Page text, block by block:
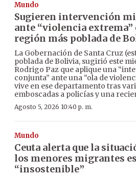
Mundo
Sugieren intervención
ante “violencia extrema”
región más poblada de
La Gobernación de Santa Cruz
poblada de Bolivia, sugirió este
Rodrigo Paz que aplique una
conjunta” ante una “ola de
vive en ese departamento tras
emboscadas a policías y una
Agosto 5, 2026 10:40 p. m.
Mundo
Ceuta alerta que la
los menores migrantes es
“insostenible”